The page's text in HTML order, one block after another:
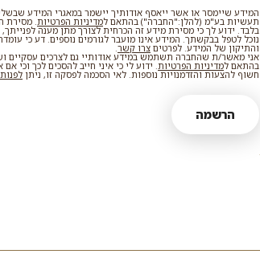
המידע שיימסר או אשר ייאסף אודותיך יישמר במאגרי המידע
תעשיות בע"מ (להלן:"החברה") בהתאם למדיניות הפרטיות . מסירת
בלבד. ידוע לך כי מסירת מידע זה הכרחית לצורך מתן מענה
נוכל לטפל בבקשתך. המידע אינו מועבר לגורמים נוספים. דע כי
והתיקון של המידע. לפרטים צרו קשר
אני מאשר/ת שהחברה תשתמש במידע אודותיי גם לצרכים עסקיים
בהתאם למדיניות הפרטיות . ידוע לי כי איני חייב להסכים לכך וכי
חשוף להצעות והזדמנויות נוספות. לאי הסכמה לפסקה זו, ניתן
הרשמה